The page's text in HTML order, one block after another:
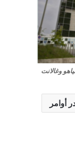
وغالانت
أوامر